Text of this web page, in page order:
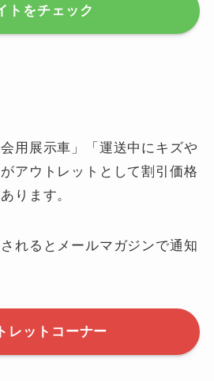
トをチェック
用展示車」「運送中にキズや
アウトレットとして割引価格
ります。
れるとメールマガジンで通知
レットコーナー